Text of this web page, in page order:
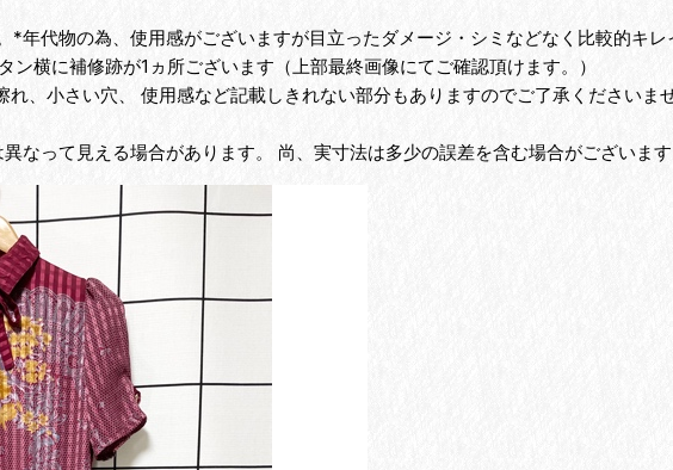
物の為、使用感がございますが目立ったダメージ・シミなどなく比較的キレ
横に補修跡が1ヵ所ございます（上部最終画像にてご確認頂けます。）
、小さい穴、 使用感など記載しきれない部分もありますのでご了承くださいませ
なって見える場合があります。 尚、実寸法は多少の誤差を含む場合がございます